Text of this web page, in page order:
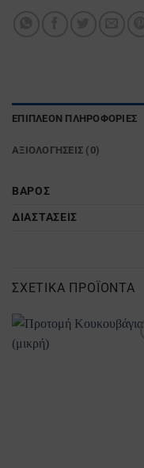
ΕΠΙΠΛΈΟΝ ΠΛΗΡΟΦΟΡΊΕΣ
ΑΞΙΟΛΟΓΉΣΕΙΣ (0)
ΒΆΡΟΣ
ΔΙΑΣΤΆΣΕΙΣ
ΣΧΕΤΙΚΆ ΠΡΟΪΌΝΤΑ